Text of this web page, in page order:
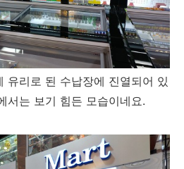
유리로 된 수납장에 진열되어 있
서는 보기 힘든 모습이네요.